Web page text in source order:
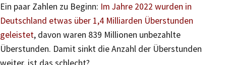
Ein paar Zahlen zu Beginn: Im Jahre 2022 wurden in
Deutschland etwas über 1,4 Milliarden Überstunden
geleistet, davon waren 839 Millionen unbezahlte
Überstunden. Damit sinkt die Anzahl der Überstunden
weiter, ist das schlecht?